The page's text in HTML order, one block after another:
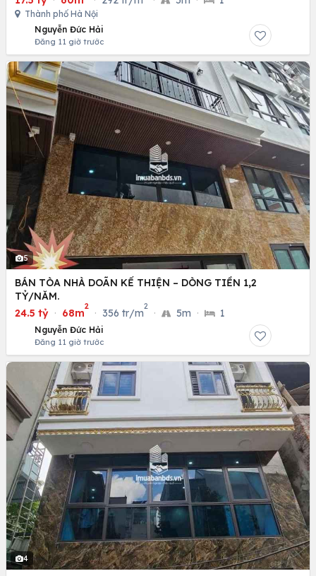
Thành phố Hà Nội
Nguyễn Đức Hải
Đăng 11 giờ trước
5
BÁN TÒA NHÀ DOÃN KẾ THIỆN – DÒNG TIỀN 1,2
TỶ/NĂM.
24.5 tỷ · 68m
2
· 356 tr/m
2
· 5m · 1
Nguyễn Đức Hải
Đăng 11 giờ trước
4